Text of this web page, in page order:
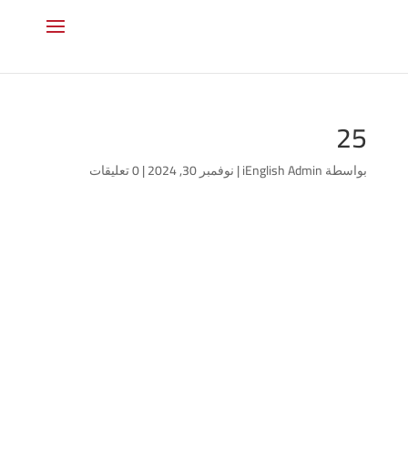
25
بواسطةiEnglish Admin
|نوفمبر 30, 2024 |0 تعليقات